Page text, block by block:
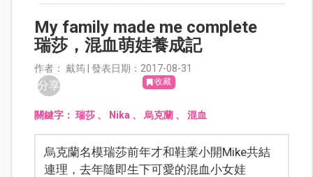
My family made me complete
瑞莎，混血萌娃養成記
作者： 戴筠 | 發表日期：2017-08-31
分享 收藏
關鍵字：瑞莎 、 Nika 、烏克蘭 、混血
烏克蘭名模瑞莎前年才和鞋業小開Mike共結
連理，去年隨即生下可愛的混血小女娃